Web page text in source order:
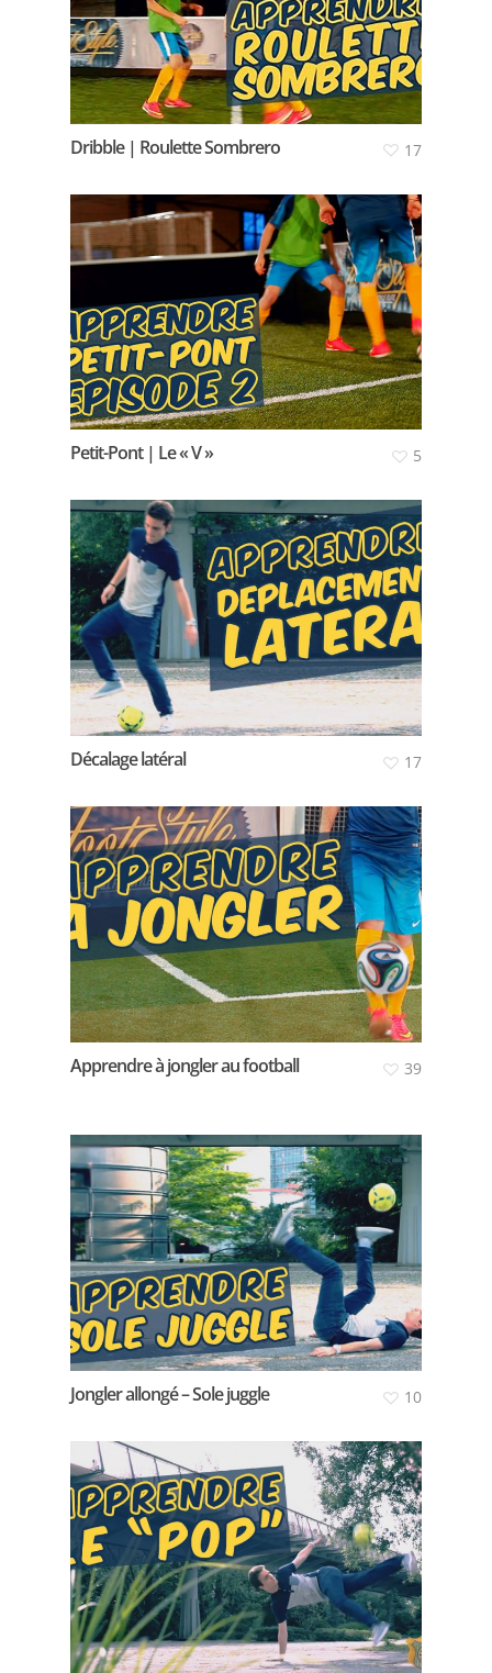
Dribble | Roulette Sombrero 17
Petit-Pont | Le « V » 5
Décalage latéral 17
Apprendre à jongler au football 39
Jongler allongé – Sole juggle 10